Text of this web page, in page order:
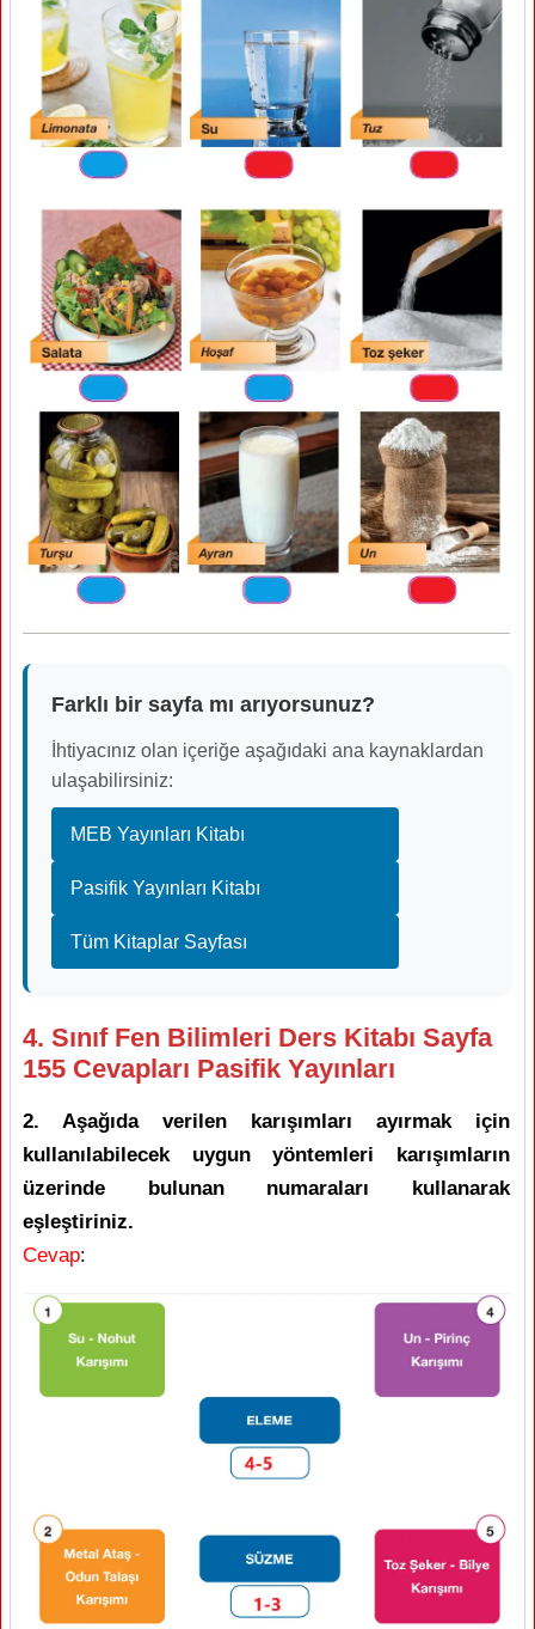
Farklı bir sayfa mı arıyorsunuz?
İhtiyacınız olan içeriğe aşağıdaki ana kaynaklardan
ulaşabilirsiniz:
MEB Yayınları Kitabı
Pasifik Yayınları Kitabı
Tüm Kitaplar Sayfası
4. Sınıf Fen Bilimleri Ders Kitabı Sayfa
155 Cevapları Pasifik Yayınları
2. Aşağıda verilen karışımları ayırmak için
kullanılabilecek uygun yöntemleri karışımların
üzerinde bulunan numaraları kullanarak
eşleştiriniz.
Cevap: